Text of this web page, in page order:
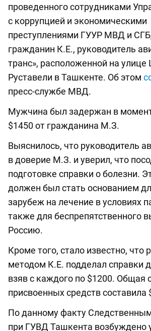
проведенного сотрудниками
с коррупцией и экономическими
преступлениями ГУУР МВД и
гражданин К.Е., руководитель
транс», расположенной на улице
Руставели в Ташкенте. Об этом
пресс-службе МВД.
Мужчина был задержан в
$1450 от гражданина М.З.
Выяснилось, что руководитель
в доверие М.З. и уверил, что
подготовке справки о болезни.
должен был стать основанием
зарубеж на лечение в условиях
также для беспрепятственного
Россию.
Кроме того, стало известно, что
методом К.Е. подделал справки
взяв с каждого по $1200. Общая
присвоенных средств составила
По данному факту
при ГУВД Ташкента возбуждено